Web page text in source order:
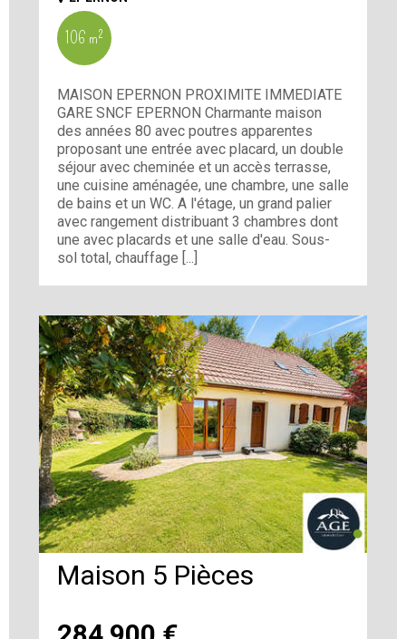
106 m²
MAISON EPERNON PROXIMITE IMMEDIATE
GARE SNCF EPERNON Charmante maison
des années 80 avec poutres apparentes
proposant une entrée avec placard, un double
séjour avec cheminée et un accès terrasse,
une cuisine aménagée, une chambre, une salle
de bains et un WC. A l'étage, un grand palier
avec rangement distribuant 3 chambres dont
une avec placards et une salle d'eau. Sous-
sol total, chauffage [...]
Maison 5 Pièces